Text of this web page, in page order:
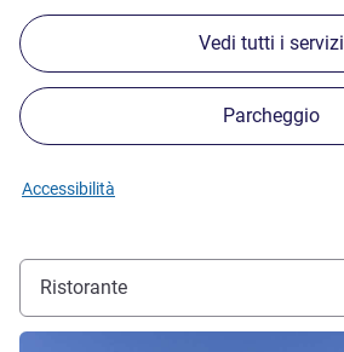
Vedi tutti i servizi
Parcheggio
Accessibilità
Ristorante
Visualizza dettagli